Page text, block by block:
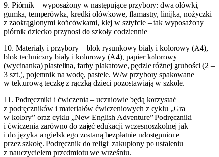
9. Piórnik – wyposażony w następujące przybory: dwa ołówki,
gumka, temperówka, kredki ołówkowe, flamastry, linijka, nożyczki
z zaokrąglonymi końcówkami, klej w sztyfcie – tak wyposażony
piórnik dziecko przynosi do szkoły codziennie
10. Materiały i przybory – blok rysunkowy biały i kolorowy (A4),
blok techniczny biały i kolorowy (A4), papier kolorowy
(wycinanka) plastelina, farby plakatowe, pędzle różnej grubości (2 –
3 szt.), pojemnik na wodę, pastele. W/w przybory spakowane
w tekturową teczkę z rączką dzieci pozostawiają w szkole.
11. Podręczniki i ćwiczenia – uczniowie będą korzystać
z podręczników i materiałów ćwiczeniowych z cyklu „Gra
w kolory” oraz cyklu „New English Adventure” Podręczniki
i ćwiczenia zarówno do zajęć edukacji wczesnoszkolnej jak
i do języka angielskiego zostaną bezpłatnie udostępnione
przez szkołę. Podręcznik do religii zakupiony po ustaleniu
z nauczycielem przedmiotu we wrześniu.